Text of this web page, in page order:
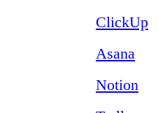
ClickUp
Asana
Notion